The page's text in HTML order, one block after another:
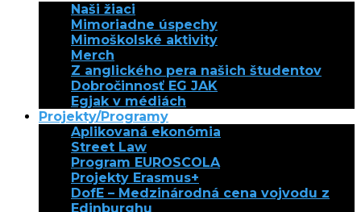
Naši žiaci
Mimoriadne úspechy
Mimoškolské aktivity
Merch
Z anglického pera našich študentov
Dobročinnosť EG JAK
Egjak v médiách
Projekty/Programy
Aplikovaná ekonómia
Street Law
Program EUROSCOLA
Projekty Erasmus+
DofE – Medzinárodná cena vojvodu z
Edinburghu